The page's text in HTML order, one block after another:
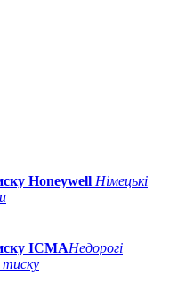
Honeywell Німецькі
ICMAНедорогі
тиску